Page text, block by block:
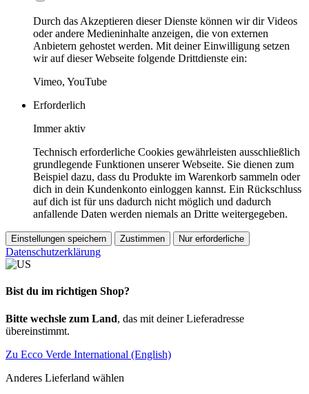
Durch das Akzeptieren dieser Dienste können wir dir Videos
oder andere Medieninhalte anzeigen, die von externen
Anbietern gehostet werden. Mit deiner Einwilligung setzen
wir auf dieser Webseite folgende Drittdienste ein:
Vimeo, YouTube
Erforderlich
Immer aktiv
Technisch erforderliche Cookies gewährleisten ausschließlich
grundlegende Funktionen unserer Webseite. Sie dienen zum
Beispiel dazu, dass du Produkte im Warenkorb sammeln oder
dich in dein Kundenkonto einloggen kannst. Ein Rückschluss
auf dich ist für uns dadurch nicht möglich und dadurch
anfallende Daten werden niemals an Dritte weitergegeben.
Einstellungen speichern Zustimmen Nur erforderliche
Datenschutzerklärung
Bist du im richtigen Shop?
Bitte wechsle zum Land, das mit deiner Lieferadresse
übereinstimmt.
Zu Ecco Verde International (English)
Anderes Lieferland wählen